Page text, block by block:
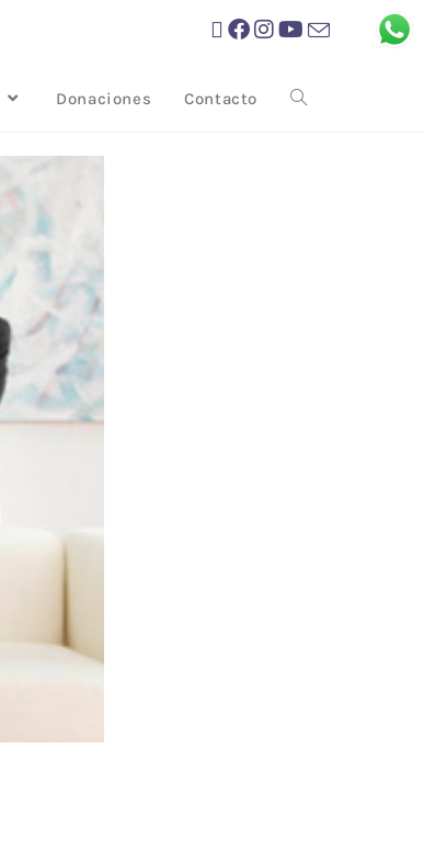
Donaciones Contacto